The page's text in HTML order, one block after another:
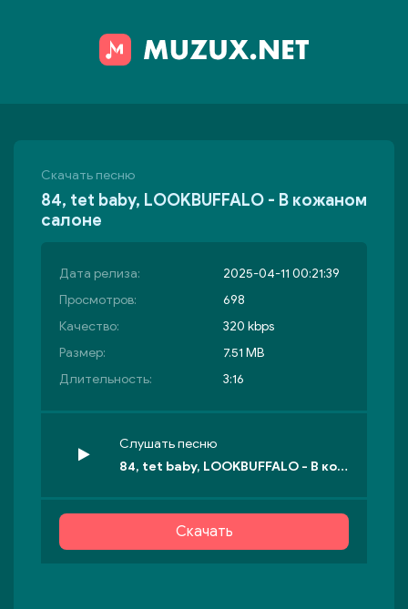
Скачать песню
84, tet baby, LOOKBUFFALO - В кожаном
салоне
Дата релиза:
2025-04-11 00:21:39
Просмотров:
698
Качество:
320 kbps
Размер:
7.51 MB
Длительность:
3:16
Слушать песню
84, tet baby, LOOKBUFFALO - В кожаном салоне
Скачать